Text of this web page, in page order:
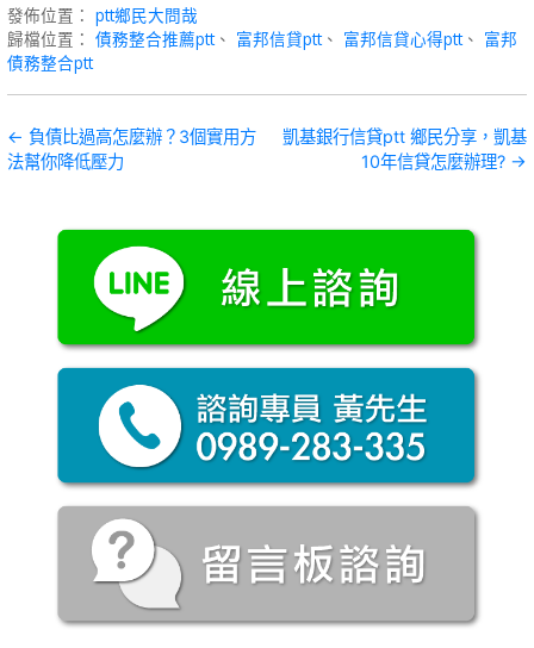
發佈位置：ptt鄉民大問哉
歸檔位置：債務整合推薦ptt、 富邦信貸ptt、 富邦信貸心得ptt、 富邦
債務整合ptt
文
← 負債比過高怎麼辦？3個實用方
法幫你降低壓力
凱基銀行信貸ptt 鄉民分享，凱基
10年信貸怎麼辦理? →